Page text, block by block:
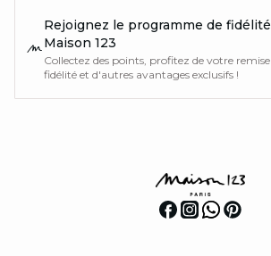
Rejoignez le programme de fidélité
Maison 123
Collectez des points, profitez de votre remise
fidélité et d'autres avantages exclusifs !